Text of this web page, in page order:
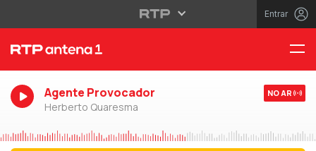
Entrar
Agente Provocador
Herberto Quaresma
NO AR